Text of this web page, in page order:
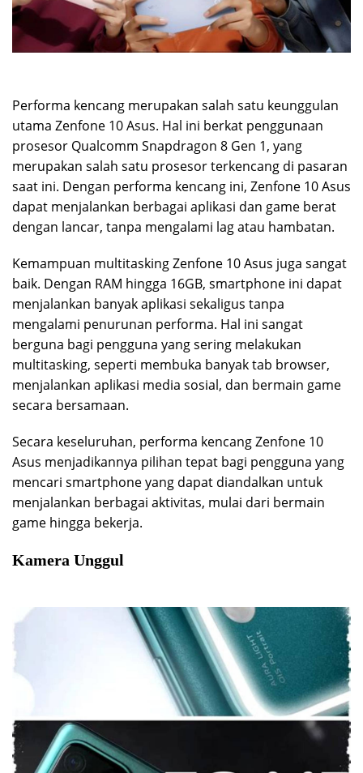
Performa kencang merupakan salah satu keunggulan
utama Zenfone 10 Asus. Hal ini berkat penggunaan
prosesor Qualcomm Snapdragon 8 Gen 1, yang
merupakan salah satu prosesor terkencang di pasaran
saat ini. Dengan performa kencang ini, Zenfone 10 Asus
dapat menjalankan berbagai aplikasi dan game berat
dengan lancar, tanpa mengalami lag atau hambatan.
Kemampuan multitasking Zenfone 10 Asus juga sangat
baik. Dengan RAM hingga 16GB, smartphone ini dapat
menjalankan banyak aplikasi sekaligus tanpa
mengalami penurunan performa. Hal ini sangat
berguna bagi pengguna yang sering melakukan
multitasking, seperti membuka banyak tab browser,
menjalankan aplikasi media sosial, dan bermain game
secara bersamaan.
Secara keseluruhan, performa kencang Zenfone 10
Asus menjadikannya pilihan tepat bagi pengguna yang
mencari smartphone yang dapat diandalkan untuk
menjalankan berbagai aktivitas, mulai dari bermain
game hingga bekerja.
Kamera Unggul